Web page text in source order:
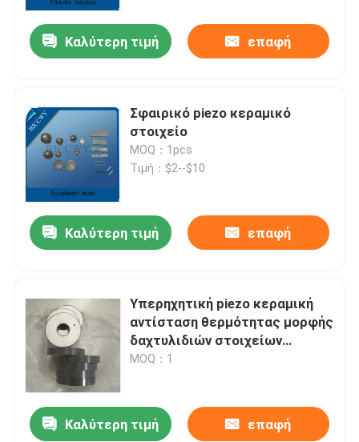
Καλύτερη τιμή επαφή
Σφαιρικό piezo κεραμικό
στοιχείο
MOQ：1pcs
Τιμή：$2--$10
Καλύτερη τιμή επαφή
Υπερηχητική piezo κεραμική
αντίσταση θερμότητας μορφής
δαχτυλιδιών στοιχείων
ηλεκτροδίων
MOQ：1
Καλύτερη τιμή επαφή